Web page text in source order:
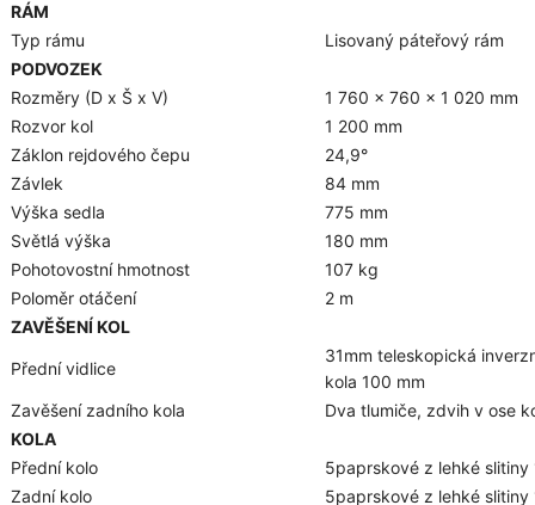
RÁM
Typ rámu
Lisovaný páteřový rám
PODVOZEK
Rozměry (D x Š x V)
1 760 x 760 x 1 020 mm
Rozvor kol
1 200 mm
Záklon rejdového čepu
24,9°
Závlek
84 mm
Výška sedla
775 mm
Světlá výška
180 mm
Pohotovostní hmotnost
107 kg
Poloměr otáčení
2 m
ZAVĚŠENÍ KOL
Přední vidlice
31mm teleskopická
kola 100 mm
Zavěšení zadního kola
Dva tlumiče, zdvih v ose
KOLA
Přední kolo
5paprskové z lehké slitiny
Zadní kolo
5paprskové z lehké slitiny